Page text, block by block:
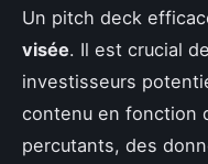
Un pitch deck
visée. Il est crucial
investisseurs
contenu en fonction
percutants, des